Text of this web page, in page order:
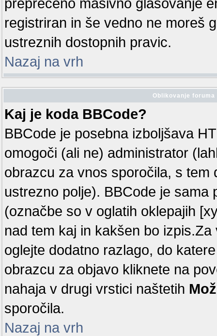
registriran in še vedno ne moreš
ustreznih dostopnih pravic.
Nazaj na vrh
Oblikovanje
Kaj je koda BBCode?
BBCode je posebna izboljšava
omogoči (ali ne) administrator
obrazcu za vnos sporočila, s tem
ustrezno polje). BBCode je sama
(označbe so v oglatih oklepajih
nad tem kaj in kakšen bo
oglejte dodatno razlago, do
obrazcu za objavo kliknete na
nahaja v drugi vrstici naštetih
sporočila.
Nazaj na vrh